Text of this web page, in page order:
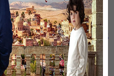
бір топ шымкенттік әкімдік